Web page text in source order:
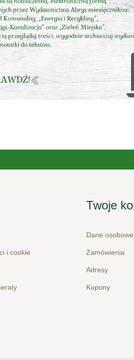
i cookie
Twoje
Dane osobowe
Zamówienia
Adresy
Kupony